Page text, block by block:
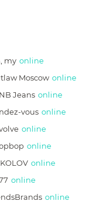
my online
Moscow online
Jeans online
vous online
online
online
online
online
online